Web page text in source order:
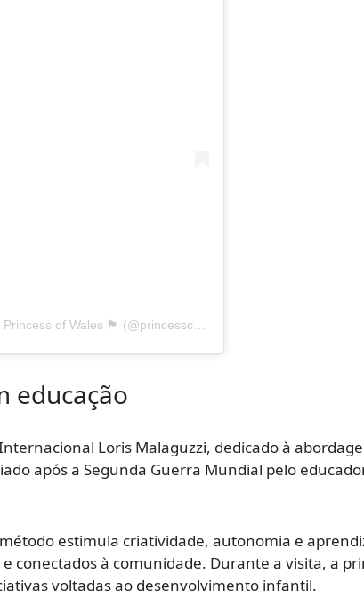
educação
Loris Malaguzzi, dedicado à
após a Segunda Guerra Mundial pelo
estimula criatividade, autonomia e
conectados à comunidade. Durante a visita, a
voltadas ao desenvolvimento infantil.